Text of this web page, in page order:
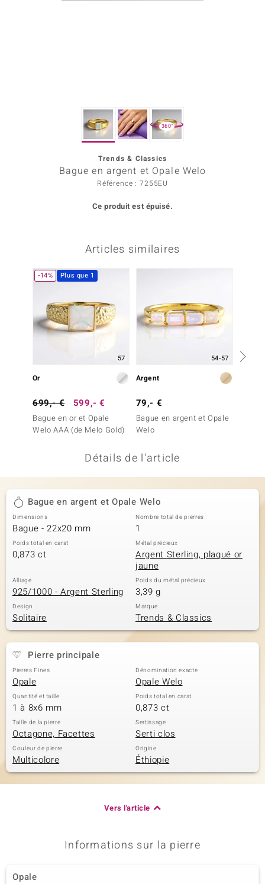
Collection
360°
Trends & Classics
Bague en argent et Opale Welo
Référence : 7255EU
Ce produit est épuisé.
Articles similaires
-14% Plus que 1
57
Or
699,- € 599,- €
Bague en or et Opale
Welo AAA (de Melo Gold)
54-57
Argent
79,- €
Bague en argent et Opale
Welo
Détails de l'article
Bague en argent et Opale Welo
Dimensions
Bague - 22x20 mm
Nombre total de pierres
1
Poids total en carat
0,873 ct
Métal précieux
Argent Sterling, plaqué or
jaune
Alliage
925/1000 - Argent Sterling
Poids du métal précieux
3,39 g
Design
Solitaire
Marque
Trends & Classics
Pierre principale
Pierres Fines
Opale
Dénomination exacte
Opale Welo
Quantité et taille
1 à 8x6 mm
Poids total en carat
0,873 ct
Taille de la pierre
Octagone, Facettes
Sertissage
Serti clos
Couleur de pierre
Multicolore
Origine
Éthiopie
Vers l'article
Informations sur la pierre
Opale